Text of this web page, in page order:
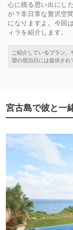
心に残る思い出にし
が？非日常な贅沢空
になりますよ。今回
ィラを紹介します。
宮古島で彼と一